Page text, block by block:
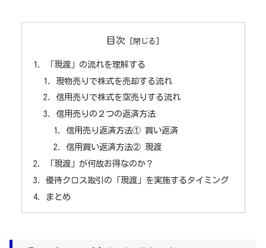
目次
「現渡」の流れを理解する
現物売りで株式を売却する流れ
信用売りで株式を空売りする流れ
信用売りの２つの返済方法
信用売り返済方法① 買い返済
信用買い返済方法② 現渡
「現渡」が何故お得なのか？
優待クロス取引の「現渡」を実施するタイミング
まとめ